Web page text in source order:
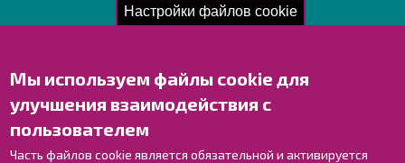
Настройки файлов cookie
Мы используем файлы cookie для
улучшения взаимодействия с
пользователем
Часть файлов cookie является обязательной и активируется
Рег. номер: 1791817-6
Свяжитесь с нами!
Оставьте отзыв
Контактные данные персонала